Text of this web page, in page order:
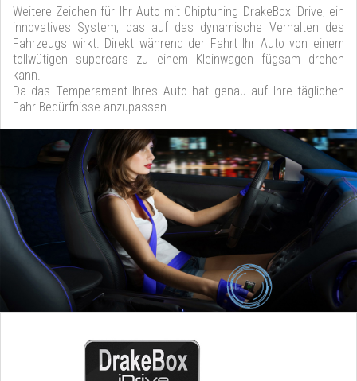
Weitere Zeichen für Ihr Auto mit Chiptuning DrakeBox iDrive, ein
innovatives System, das auf das dynamische Verhalten des
Fahrzeugs wirkt. Direkt während der Fahrt Ihr Auto von einem
tollwütigen supercars zu einem Kleinwagen fügsam drehen
kann.
Da das Temperament Ihres Auto hat genau auf Ihre täglichen
Fahr Bedürfnisse anzupassen.